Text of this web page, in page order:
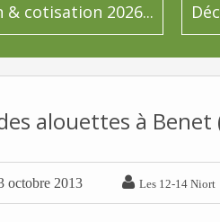
& cotisation 2026...
alouettes à
octobre 2013  Les 12-14 Niort